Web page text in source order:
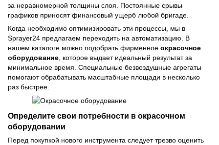
за неравномерной толщины слоя. Постоянные срывы
графиков приносят финансовый ущерб любой бригаде.
Когда необходимо оптимизировать эти процессы, мы в
Sprayer24 предлагаем переходить на автоматизацию. В
нашем каталоге можно подобрать фирменное окрасочное
оборудование , которое выдает идеальный результат за
минимальное время. Специальные безвоздушные агрегаты
помогают обрабатывать масштабные площади в несколько
раз быстрее.
Определите свои потребности в окрасочном
оборудовании
Перед покупкой нового инструмента следует трезво оценить